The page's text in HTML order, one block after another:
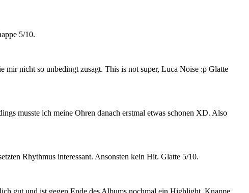
5/10.
nicht so unbedingt zusagt. This is not super, Luca Noise :p Glatte
musste ich meine Ohren danach erstmal etwas schonen XD. Also
Rhythmus interessant. Ansonsten kein Hit. Glatte 5/10.
gut und ist gegen Ende des Albums nochmal ein Highlight. Knappe